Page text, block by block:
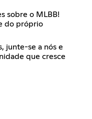
sobre o MLBB!
do próprio
junte-se a nós e
que cresce